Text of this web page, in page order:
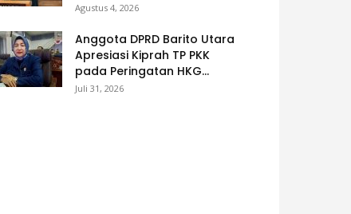
Agustus 4, 2026
Anggota DPRD Barito Utara
Apresiasi Kiprah TP PKK
pada Peringatan HKG...
Juli 31, 2026